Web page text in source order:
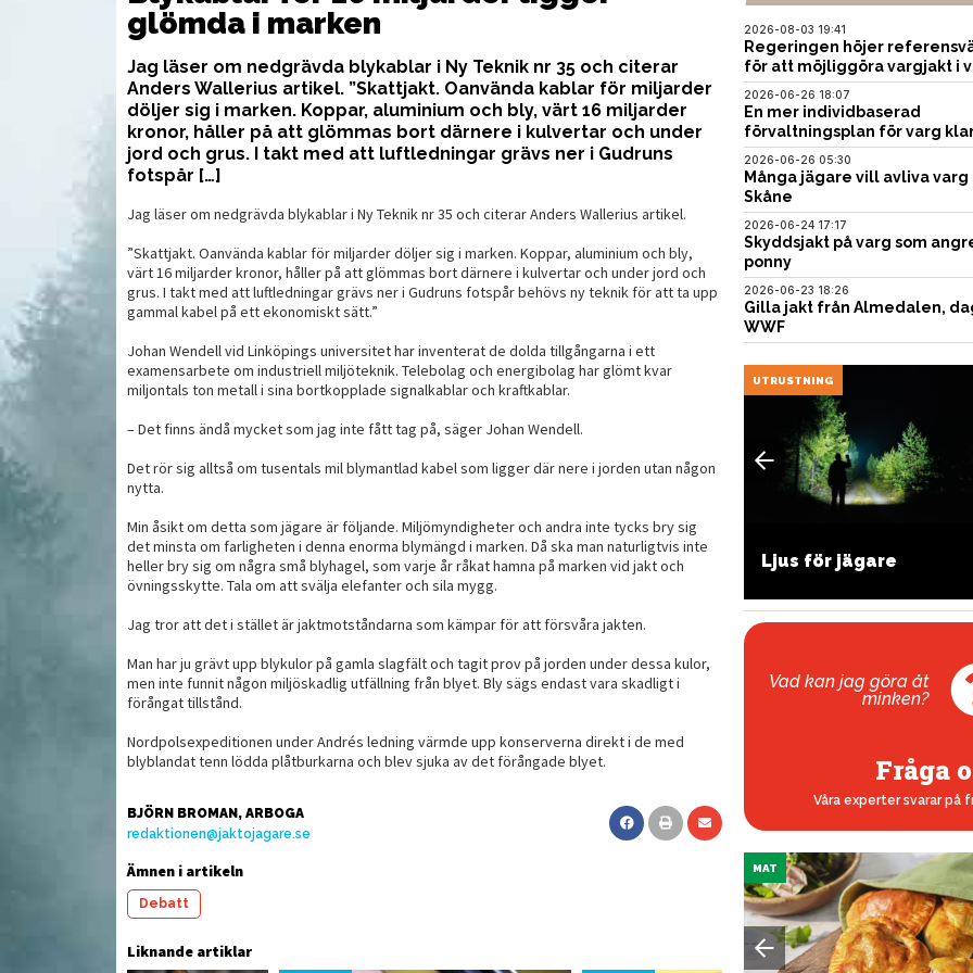
glömda i marken
Jag läser om nedgrävda blykablar i Ny Teknik nr 35 och citerar
Anders Wallerius artikel. ”Skattjakt. Oanvända kablar för miljarder
döljer sig i marken. Koppar, aluminium och bly, värt 16 miljarder
kronor, håller på att glömmas bort därnere i kulvertar och under
jord och grus. I takt med att luftledningar grävs ner i Gudruns
fotspår […]
Jag läser om nedgrävda blykablar i Ny Teknik nr 35 och citerar Anders Wallerius artikel.
”Skattjakt. Oanvända kablar för miljarder döljer sig i marken. Koppar, aluminium och bly,
värt 16 miljarder kronor, håller på att glömmas bort därnere i kulvertar och under jord och
grus. I takt med att luftledningar grävs ner i Gudruns fotspår behövs ny teknik för att ta upp
gammal kabel på ett ekonomiskt sätt.”
Johan Wendell vid Linköpings universitet har inventerat de dolda tillgångarna i ett
examensarbete om industriell miljöteknik. Telebolag och energibolag har glömt kvar
miljontals ton metall i sina bortkopplade signalkablar och kraftkablar.
– Det finns ändå mycket som jag inte fått tag på, säger Johan Wendell.
Det rör sig alltså om tusentals mil blymantlad kabel som ligger där nere i jorden utan någon
nytta.
Min åsikt om detta som jägare är följande. Miljömyndigheter och andra inte tycks bry sig
det minsta om farligheten i denna enorma blymängd i marken. Då ska man naturligtvis inte
heller bry sig om några små blyhagel, som varje år råkat hamna på marken vid jakt och
övningsskytte. Tala om att svälja elefanter och sila mygg.
Jag tror att det i stället är jaktmotståndarna som kämpar för att försvåra jakten.
Man har ju grävt upp blykulor på gamla slagfält och tagit prov på jorden under dessa kulor,
men inte funnit någon miljöskadlig utfällning från blyet. Bly sägs endast vara skadligt i
förångat tillstånd.
Nordpolsexpeditionen under Andrés ledning värmde upp konserverna direkt i de med
blyblandat tenn lödda plåtburkarna och blev sjuka av det förångade blyet.
BJÖRN BROMAN, ARBOGA
redaktionen@jaktojagare.se
Ämnen i artikeln
Debatt
Liknande artiklar
2026-08-03 19:41
Regeringen höjer
för att möjliggöra vargjakt i
2026-06-26 18:07
En mer individbaserad
förvaltningsplan för varg
2026-06-26 05:30
Många jägare vill avliva varg
Skåne
2026-06-24 17:17
Skyddsjakt på varg som
ponny
2026-06-23 18:26
Gilla jakt från Almedalen,
WWF
Ärva vapen – så går det till
VAPEN
Tio patroner kostar fem
centimeter
UTRUSTNING
Ljus för jägare
Vad kan jag göra åt
minken?
Fråga
Våra experter svarar på
MAT MAT